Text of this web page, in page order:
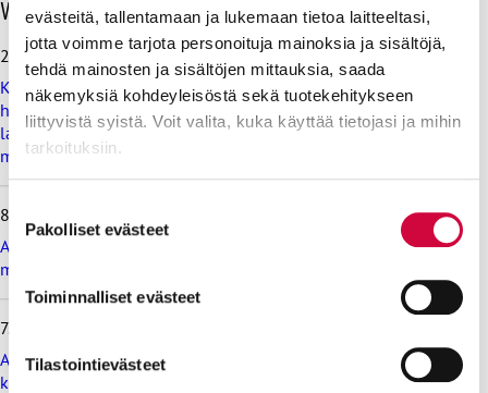
evästeitä, tallentamaan ja lukemaan tietoa laitteeltasi,
jotta voimme tarjota personoituja mainoksia ja sisältöjä,
tehdä mainosten ja sisältöjen mittauksia, saada
näkemyksiä kohdeyleisöstä sekä tuotekehitykseen
liittyvistä syistä. Voit valita, kuka käyttää tietojasi ja mihin
tarkoituksiin.
voit määrittää asetuksesi
. Voit muuttaa
parantavia, ja osaa käytetään tilastointi- tai
Suostumuksen
valinta
Pakolliset evästeet
Toiminnalliset evästeet
Tilastointievästeet
h
i
t
a
v
i
i
m
i
s
i
ä
t
u
Viimeisimmät uutiset
28.7.2026
Koulutus ja kasvatus pitää järjestää lasten ja nuorten
hyvinvoinnin ehdoilla – Ammattiliitto JHL on antanut
lausunnon koulujen ja oppilaitosten loma-aikoja koskevasta
muistioluonnoksesta
8.7.2026
Ammattiliitto JHL vastustaa valtiokonttoria koskevan lain
muutosta
7.7.2026
Ammattiliitto JHL vastustaa maksullisia avoimia
korkeakoulututkintoja